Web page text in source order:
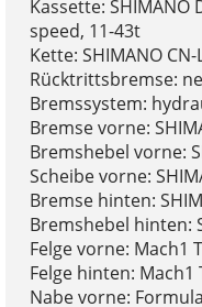
Kassette: SHIMANO
speed, 11-43t
Kette: SHIMANO CN-
Rücktrittsbremse:
Bremssystem:
Bremse vorne:
Bremshebel vorne:
Scheibe vorne:
Bremse hinten:
Bremshebel hinten:
Felge vorne: Mach1
Felge hinten: Mach1
Nabe vorne: